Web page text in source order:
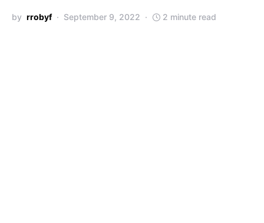
by rrobyf September 9, 2022 2 minute read